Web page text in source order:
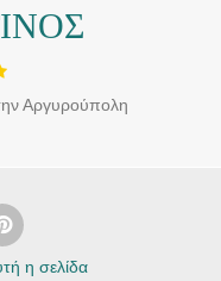
Αργυρούπολη
η σελίδα